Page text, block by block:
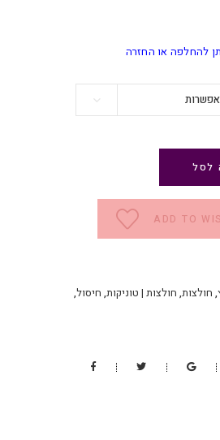
להחלפה או החזרה
לסל
ADD TO
, חולצות, חולצות | טוניקות, חיסול,